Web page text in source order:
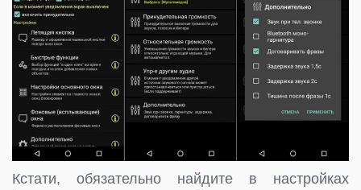
Кстати, обязательно найдите в настройках